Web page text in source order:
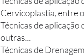
Cervicoplastia, entre
Técnicas de
outras...
Técnicas de